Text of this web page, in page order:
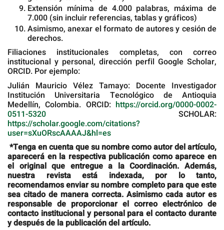
Extensión mínima de 4.000 palabras, máxima de
7.000 (sin incluir referencias, tablas y gráficos)
Asimismo, anexar el formato de autores y cesión de
derechos.
Filiaciones institucionales completas, con correo
institucional y personal, dirección perfil Google Scholar,
ORCID. Por ejemplo:
Julián Mauricio Vélez Tamayo: Docente Investigador
Institución Universitaria Tecnológico de Antioquia
Medellín, Colombia. ORCID: https://orcid.org/0000-0002-
0511-5320 SCHOLAR:
https://scholar.google.com/citations?
user=sXuORscAAAAJ&hl=es
*Tenga en cuenta que su nombre como autor del artículo,
aparecerá en la respectiva publicación como aparece en
el original que entregue a la Coordinación. Además,
nuestra revista está indexada, por lo tanto,
recomendamos enviar su nombre completo para que este
sea citado de manera correcta. Asimismo cada autor es
responsable de proporcionar el correo electrónico de
contacto institucional y personal para el contacto durante
y después de la publicación del artículo.